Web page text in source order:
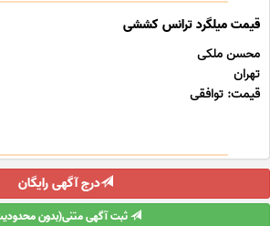
قیمت میلگرد ترانس کششی
محسن ملکی
تهران
قیمت: توافقی
درج آگهی رایگان
ثبت آگهی متنی(بدون